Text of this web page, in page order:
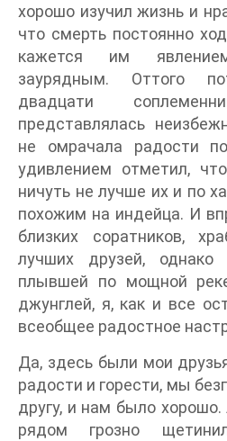
хорошо изучил жизнь и
что смерть постоянно
кажется им
заурядным. Оттого
двадцати
представлялась
не омрачала радости
удивлением отметил,
ничуть не лучше их и по
похожим на индейца. И
близких соратников,
лучших друзей, однако
плывшей по мощной
джунглей, я, как и все
всеобщее радостное
Да, здесь были мои
радости и горести, мы
другу, и нам было
рядом грозно